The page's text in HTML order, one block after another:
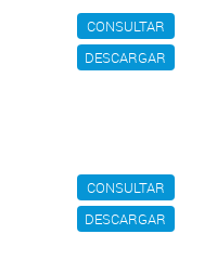
CONSULTAR
DESCARGAR
CONSULTAR
DESCARGAR